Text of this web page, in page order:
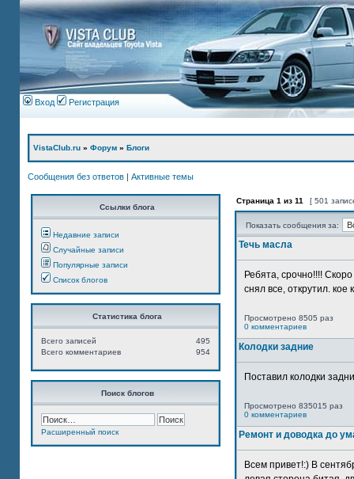
Вход Регистрация
VistaClub.ru » Форум » Блоги
Сообщения без ответов | Активные темы
Ссылки блога
Недавние записи
Случайные записи
Популярные записи
Список блогов
Статистика блога
495
Всего записей
954
Всего комментариев
Поиск блогов
Расширенный поиск
Страница 1 из 11 [ 501
Показать сообщения за:
Течь масла
Ребята, срочно!!!!
снял все, открутил. кое
Просмотрено 8505 раз
0 комментариев
Колодки задние
Поставил колодки
Просмотрено 835015 раз
0 комментариев
Ремонт и доводка до
Всем привет!:) В